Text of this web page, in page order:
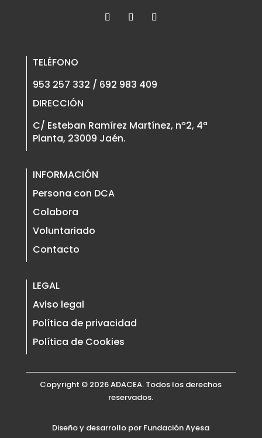
TELÉFONO
953 257 332 / 692 983 409
DIRECCIÓN
C/ Esteban Ramírez Martínez, nº2, 4ª
Planta, 23009 Jaén.
INFORMACIÓN
Persona con DCA
Colabora
Voluntariado
Contacto
LEGAL
Aviso legal
Política de privacidad
Política de Cookies
Copyright © 2026 ADACEA. Todos los derechos
reservados.
Diseño y desarrollo por Fundación Ayesa